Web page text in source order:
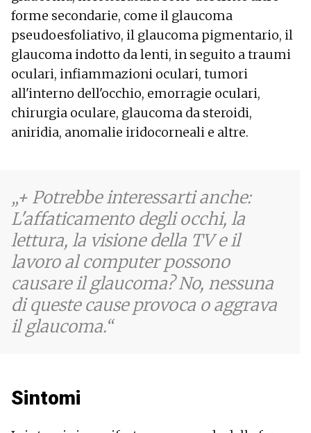
forme secondarie, come il glaucoma
pseudoesfoliativo, il glaucoma pigmentario, il
glaucoma indotto da lenti, in seguito a traumi
oculari, infiammazioni oculari, tumori
all'interno dell'occhio, emorragie oculari,
chirurgia oculare, glaucoma da steroidi,
aniridia, anomalie iridocorneali e altre.
+ Potrebbe interessarti anche:
L'affaticamento degli occhi, la
lettura, la visione della TV e il
lavoro al computer possono
causare il glaucoma? No, nessuna
di queste cause provoca o aggrava
il glaucoma.
Sintomi